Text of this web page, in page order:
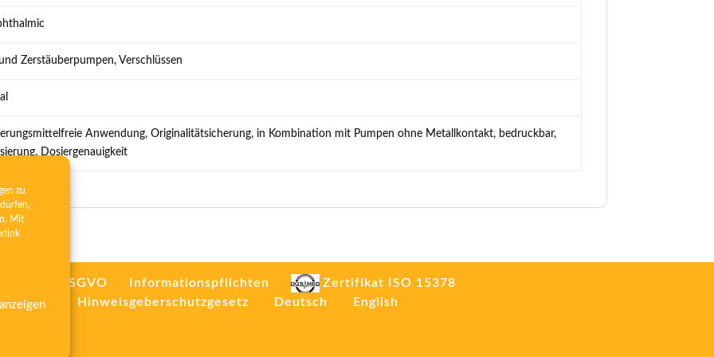
zu
Mit
Zerstäuberpumpen, Verschlüssen
Anwendung, Originalitätsicherung, in Kombination mit Pumpen ohne Metallkontakt, bedruckbar,
Dosiergenauigkeit
26/13 DSGVO Informationspflichten
Zertifikat ISO 15378
Hinweisgeberschutzgesetz Deutsch English